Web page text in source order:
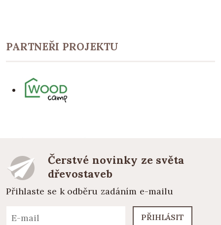
PARTNEŘI PROJEKTU
Čerstvé novinky ze světa
dřevostaveb
Přihlaste se k odběru zadáním e-mailu
PŘIHLÁSIT